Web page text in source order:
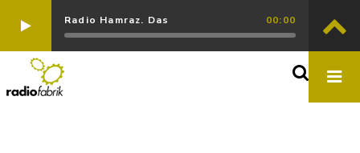
Radio Hamraz. Das 00:00